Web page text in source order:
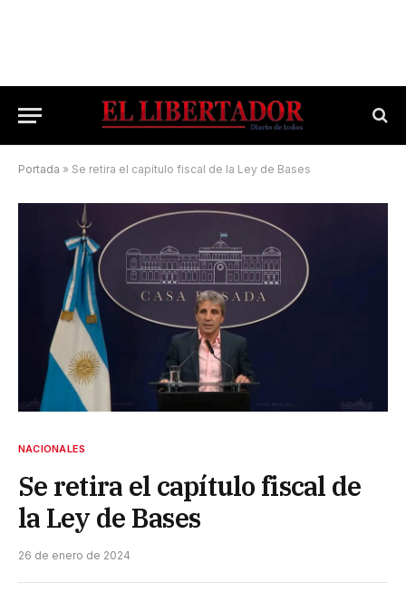
Portada » Se retira el capítulo fiscal de la Ley de Bases
NACIONALES
Se retira el capítulo fiscal de
la Ley de Bases
26 de enero de 2024